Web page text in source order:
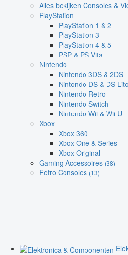
Alles bekijken Consoles &
PlayStation
PlayStation 1 & 2
PlayStation 3
PlayStation 4 & 5
PSP & PS Vita
Nintendo
Nintendo 3DS & 2DS
Nintendo DS & DS Lite
Nintendo Retro
Nintendo Switch
Nintendo Wii & Wii U
Xbox
Xbox 360
Xbox One & Series
Xbox Original
Gaming Accessoires (38)
Retro Consoles (13)